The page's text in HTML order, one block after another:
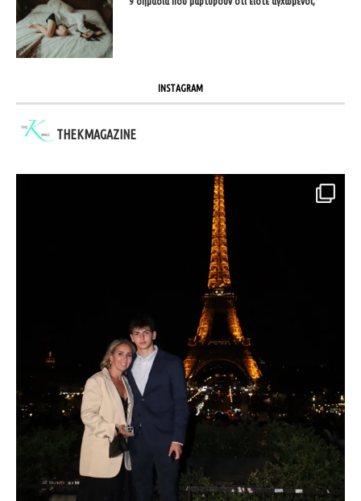
INSTAGRAM
THEKMAGAZINE